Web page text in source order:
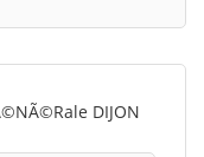
DIJON